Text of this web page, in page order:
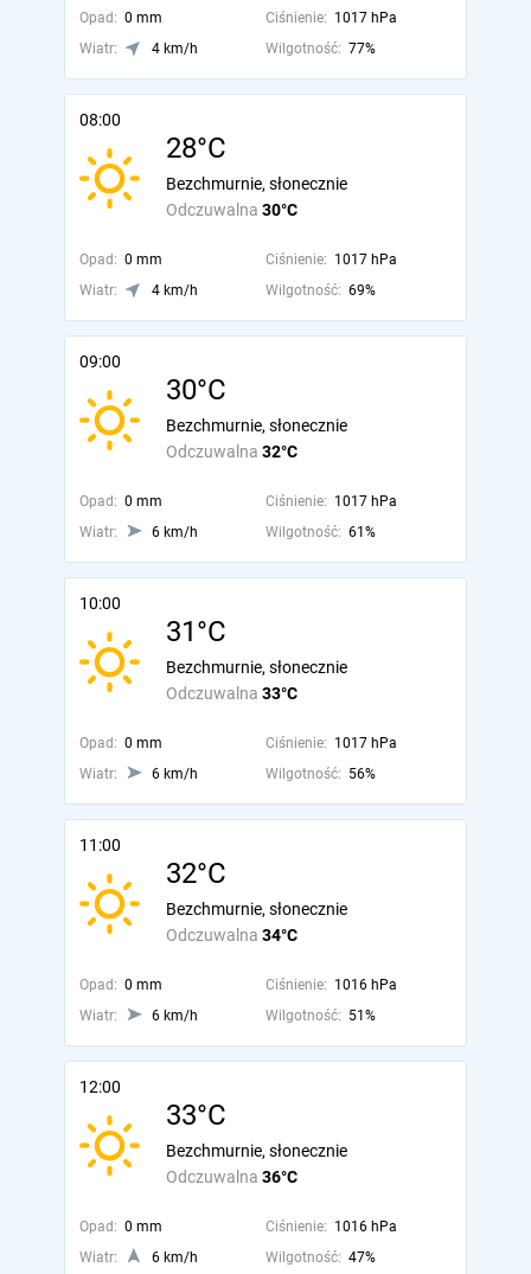
Opad: 0 mm Ciśnienie: 1017 hPa
Wiatr:
4 km/h Wilgotność: 77%
08:00
28°C
Odczuwalna 30°C
Bezchmurnie, słonecznie
Opad: 0 mm Ciśnienie: 1017 hPa
Wiatr:
4 km/h Wilgotność: 69%
09:00
30°C
Odczuwalna 32°C
Bezchmurnie, słonecznie
Opad: 0 mm Ciśnienie: 1017 hPa
Wiatr:
6 km/h Wilgotność: 61%
10:00
31°C
Odczuwalna 33°C
Bezchmurnie, słonecznie
Opad: 0 mm Ciśnienie: 1017 hPa
Wiatr:
6 km/h Wilgotność: 56%
11:00
32°C
Odczuwalna 34°C
Bezchmurnie, słonecznie
Opad: 0 mm Ciśnienie: 1016 hPa
Wiatr:
6 km/h Wilgotność: 51%
12:00
33°C
Odczuwalna 36°C
Bezchmurnie, słonecznie
Opad: 0 mm Ciśnienie: 1016 hPa
Wiatr:
6 km/h Wilgotność: 47%